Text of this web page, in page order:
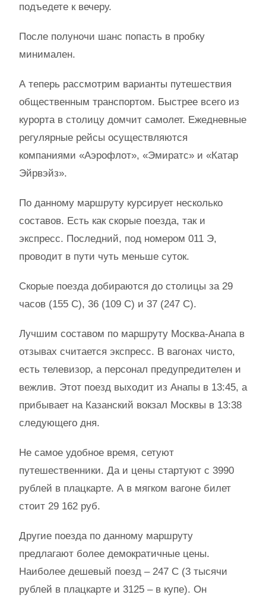
подъедете к вечеру.
После полуночи шанс попасть в пробку
минимален.
А теперь рассмотрим варианты путешествия
общественным транспортом. Быстрее всего из
курорта в столицу домчит самолет. Ежедневные
регулярные рейсы осуществляются
компаниями «Аэрофлот», «Эмиратс» и «Катар
Эйрвэйз».
По данному маршруту курсирует несколько
составов. Есть как скорые поезда, так и
экспресс. Последний, под номером 011 Э,
проводит в пути чуть меньше суток.
Скорые поезда добираются до столицы за 29
часов (155 С), 36 (109 С) и 37 (247 С).
Лучшим составом по маршруту Москва-Анапа в
отзывах считается экспресс. В вагонах чисто,
есть телевизор, а персонал предупредителен и
вежлив. Этот поезд выходит из Анапы в 13:45, а
прибывает на Казанский вокзал Москвы в 13:38
следующего дня.
Не самое удобное время, сетуют
путешественники. Да и цены стартуют с 3990
рублей в плацкарте. А в мягком вагоне билет
стоит 29 162 руб.
Другие поезда по данному маршруту
предлагают более демократичные цены.
Наиболее дешевый поезд – 247 С (3 тысячи
рублей в плацкарте и 3125 – в купе). Он